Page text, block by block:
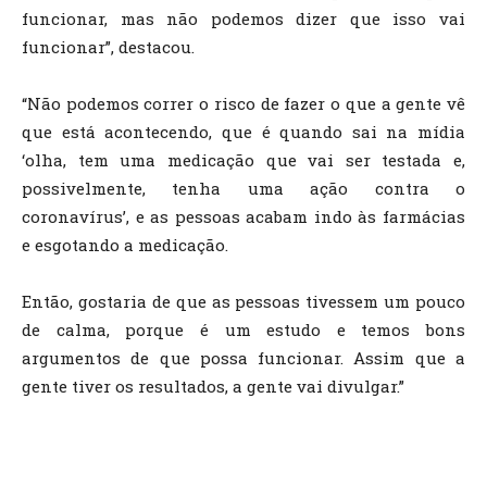
funcionar, mas não podemos dizer que isso vai
funcionar”, destacou.
“Não podemos correr o risco de fazer o que a gente vê
que está acontecendo, que é quando sai na mídia
‘olha, tem uma medicação que vai ser testada e,
possivelmente, tenha uma ação contra o
coronavírus’, e as pessoas acabam indo às farmácias
e esgotando a medicação.
Então, gostaria de que as pessoas tivessem um pouco
de calma, porque é um estudo e temos bons
argumentos de que possa funcionar. Assim que a
gente tiver os resultados, a gente vai divulgar.”